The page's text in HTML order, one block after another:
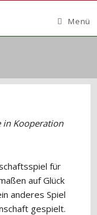
Menü
in Kooperation
für
auf Glück
anderes Spiel
gespielt.